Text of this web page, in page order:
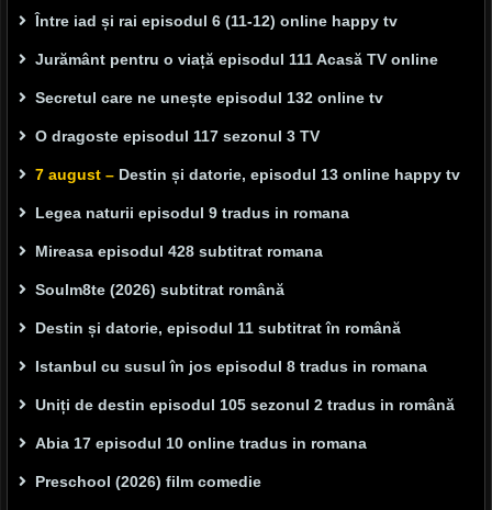
Între iad și rai episodul 6 (11-12) online happy tv
Jurământ pentru o viață episodul 111 Acasă TV online
Secretul care ne unește episodul 132 online tv
O dragoste episodul 117 sezonul 3 TV
7 august – Destin și datorie, episodul 13 online happy tv
Legea naturii episodul 9 tradus in romana
Mireasa episodul 428 subtitrat romana
Soulm8te (2026) subtitrat română
Destin și datorie, episodul 11 subtitrat în română
Istanbul cu susul în jos episodul 8 tradus in romana
Uniți de destin episodul 105 sezonul 2 tradus in română
Abia 17 episodul 10 online tradus in romana
Preschool (2026) film comedie